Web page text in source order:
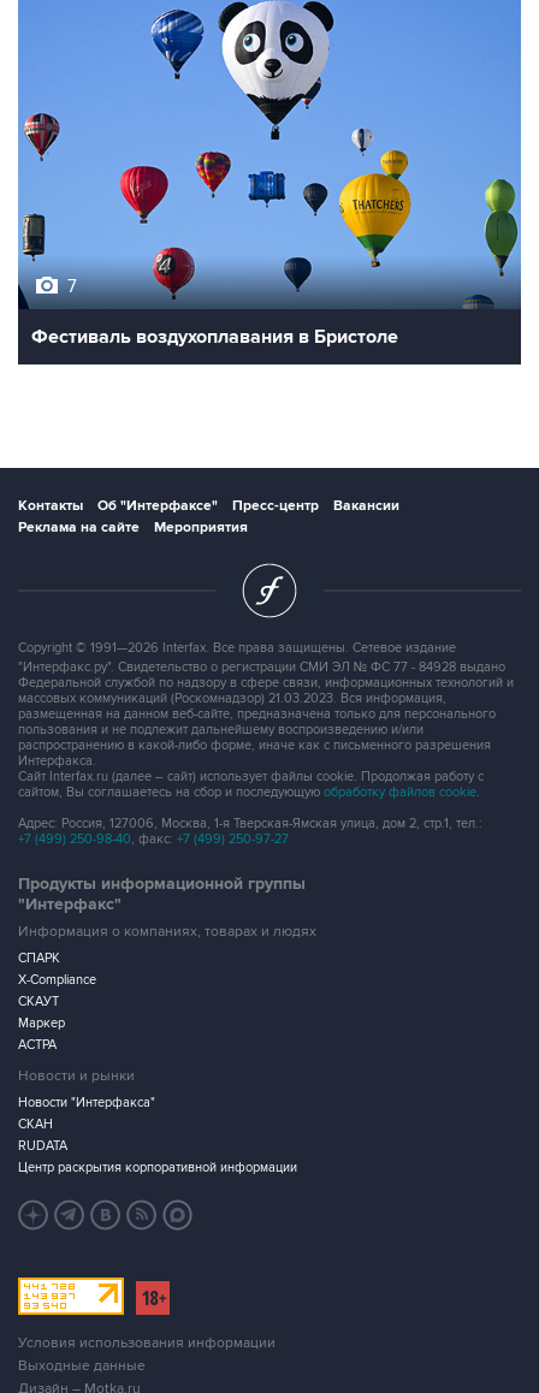
7
Фестиваль воздухоплавания в Бристоле
Контакты Об "Интерфаксе" Пресс-центр
Вакансии
Реклама на сайте
Мероприятия
Copyright © 1991—2026 Interfax. Все права защищены. Сетевое издание
"Интерфакс.ру". Свидетельство о регистрации СМИ ЭЛ № ФС 77 - 84928 выдано
Федеральной службой по надзору в сфере связи, информационных технологий и
массовых коммуникаций (Роскомнадзор) 21.03.2023. Вся информация,
размещенная на данном веб-сайте, предназначена только для персонального
пользования и не подлежит дальнейшему воспроизведению и/или
распространению в какой-либо форме, иначе как с письменного разрешения
Интерфакса.
Сайт Interfax.ru (далее – сайт) использует файлы cookie. Продолжая работу с
сайтом, Вы соглашаетесь на сбор и последующую обработку файлов cookie.
Адрес: Россия, 127006, Москва, 1-я Тверская-Ямская улица, дом 2, стр.1, тел.:
+7 (499) 250-98-40, факс: +7 (499) 250-97-27
Продукты информационной группы
"Интерфакс"
Информация о компаниях, товарах и людях
СПАРК
X-Compliance
СКАУТ
Маркер
АСТРА
Новости и рынки
Новости "Интерфакса"
СКАН
RUDATA
Центр раскрытия корпоративной информации
Условия использования информации
Выходные данные
Дизайн – Motka.ru